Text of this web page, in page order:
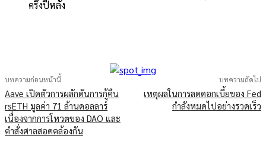
ครึ่งปีหลัง
บทความก่อนหน้านี้
Aave เปิดตัวการผลักดันการกู้คืน
rsETH มูลค่า 71 ล้านดอลลาร์
เนื่องจากการโหวตของ DAO และ
คำสั่งศาลสอดคล้องกัน
บทความถัดไป
เหตุผลในการลดดอกเบี้ยของ Fed
กำลังหมดไปอย่างรวดเร็ว